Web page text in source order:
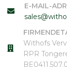
E-MAIL-
Withofs
RPR